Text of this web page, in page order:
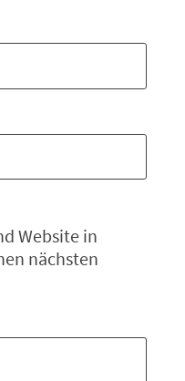
Website in
nächsten